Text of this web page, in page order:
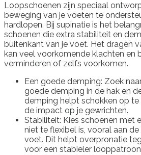
Loopschoenen zijn speciaal
beweging van je voeten te
hardlopen. Bij supinatie is het
schoenen die extra stabiliteit en
buitenkant van je voet. Het dragen
kan veel voorkomende klachten en
verminderen of zelfs voorkomen.
Een goede demping: Zoek
goede demping in de hak en
demping helpt schokken op
de impact op je gewrichten.
Stabiliteit: Kies schoenen met
niet te flexibel is, vooral aan
voet. Dit helpt overpronatie
voor een stabieler